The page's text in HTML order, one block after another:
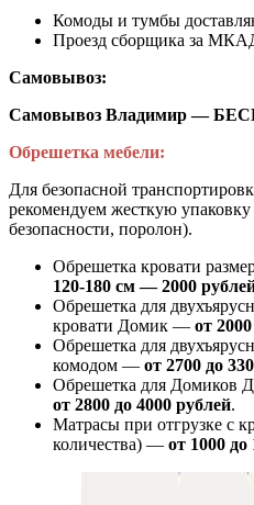
Комоды и тумбы
Проезд сборщика за
Самовывоз:
Самовывоз Владимир —
Обрешетка мебели:
Для безопасной
рекомендуем жесткую
безопасности, поролон).
Обрешетка кровати
120-180 см — 2000
Обрешетка для
кровати Домик — от
Обрешетка для
комодом — от 2700 до
Обрешетка для Домиков
от 2800 до 4000 рублей.
Матрасы при отгрузке с
количества) — от 1000 до